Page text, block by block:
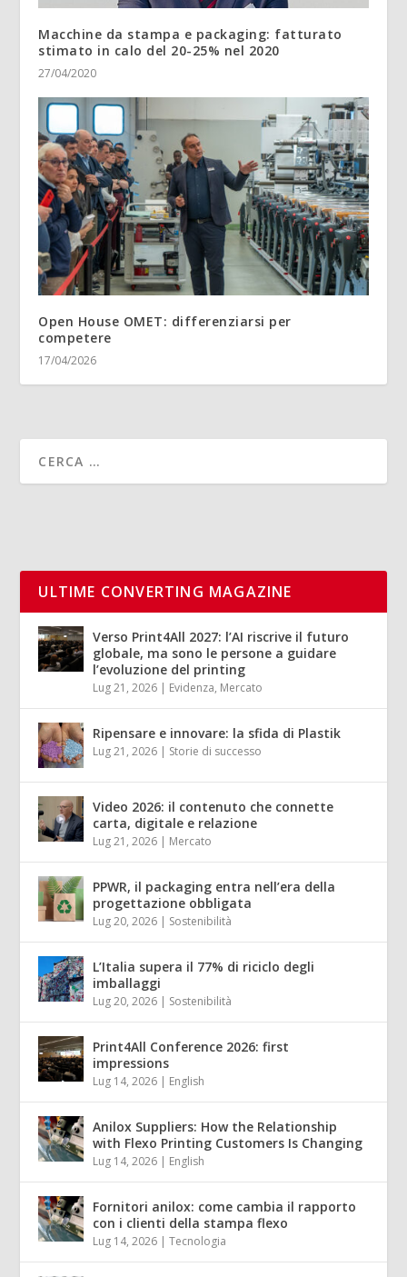
Macchine da stampa e packaging: fatturato
stimato in calo del 20-25% nel 2020
27/04/2020
Open House OMET: differenziarsi per
competere
17/04/2026
ULTIME CONVERTING MAGAZINE
Verso Print4All 2027: l’AI riscrive il futuro
globale, ma sono le persone a guidare
l’evoluzione del printing
Lug 21, 2026 | Evidenza, Mercato
Ripensare e innovare: la sfida di Plastik
Lug 21, 2026 | Storie di successo
Video 2026: il contenuto che connette
carta, digitale e relazione
Lug 21, 2026 | Mercato
PPWR, il packaging entra nell’era della
progettazione obbligata
Lug 20, 2026 | Sostenibilità
L’Italia supera il 77% di riciclo degli
imballaggi
Lug 20, 2026 | Sostenibilità
Print4All Conference 2026: first
impressions
Lug 14, 2026 | English
Anilox Suppliers: How the Relationship
with Flexo Printing Customers Is Changing
Lug 14, 2026 | English
Fornitori anilox: come cambia il rapporto
con i clienti della stampa flexo
Lug 14, 2026 |Tecnologia